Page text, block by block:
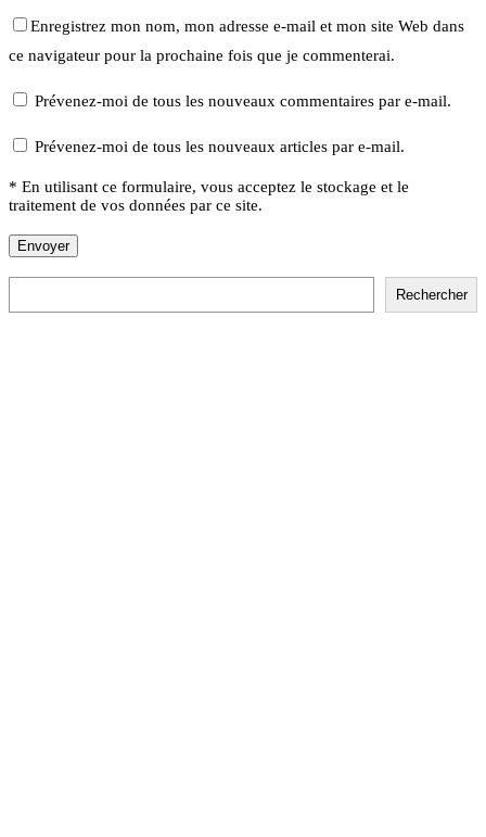
Enregistrez mon nom, mon adresse e-mail et mon site Web dans
ce navigateur pour la prochaine fois que je commenterai.
Prévenez-moi de tous les nouveaux commentaires par e-mail.
Prévenez-moi de tous les nouveaux articles par e-mail.
* En utilisant ce formulaire, vous acceptez le stockage et le
traitement de vos données par ce site.
Rechercher